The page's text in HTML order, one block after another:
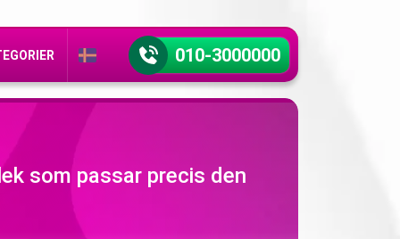
010-3000000
som passar precis den